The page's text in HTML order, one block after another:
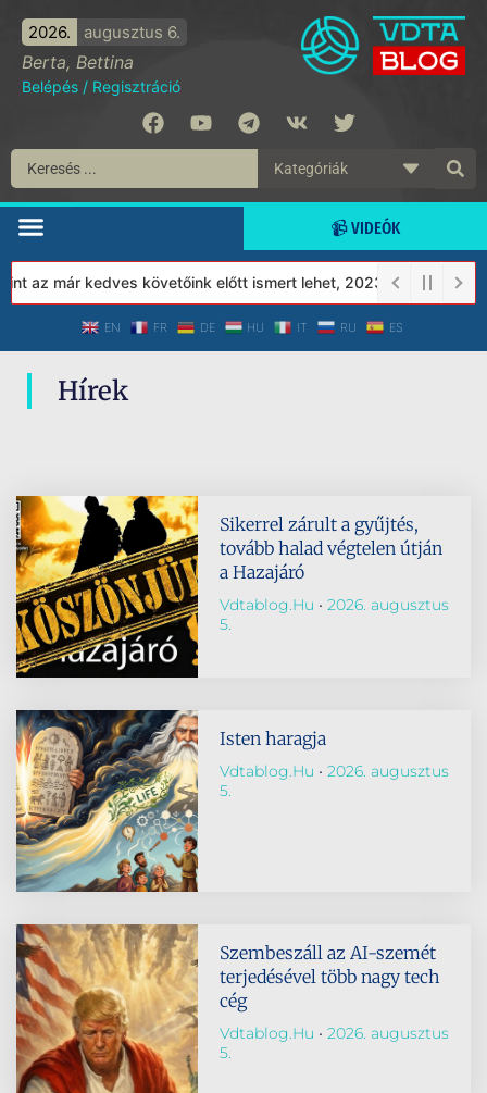
2026. augusztus 6.
Berta, Bettina
Belépés / Regisztráció
📹 VIDEÓK
az már kedves követőink előtt ismert lehet, 2023-tól a Védett
EN FR DE HU IT RU ES
Hírek
Sikerrel zárult a gyűjtés,
tovább halad végtelen útján
a Hazajáró
Vdtablog.hu
2026. augusztus
5.
Isten haragja
Vdtablog.hu
2026. augusztus
5.
Szembeszáll az AI-szemét
terjedésével több nagy tech
cég
Vdtablog.hu
2026. augusztus
5.